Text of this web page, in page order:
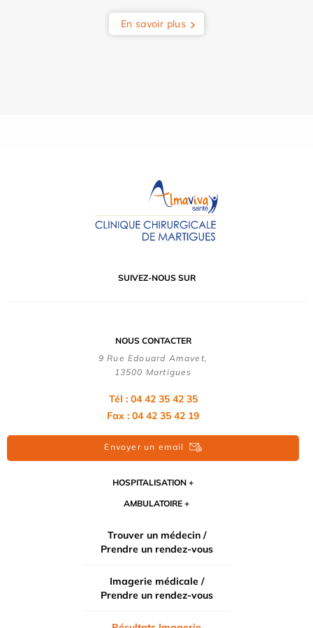
En savoir plus
SUIVEZ-NOUS SUR
NOUS CONTACTER
9 Rue Edouard Amavet,
13500 Martigues
Tél : 04 42 35 42 35
Fax : 04 42 35 42 19
Envoyer un email
HOSPITALISATION
AMBULATOIRE
Trouver un médecin /
Prendre un rendez-vous
Imagerie médicale /
Prendre un rendez-vous